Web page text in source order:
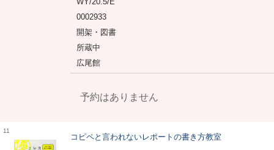
0002933
開架・図書
所蔵中
広尾館
予約はありません
11
コピペと言われないレポートの書き方教室